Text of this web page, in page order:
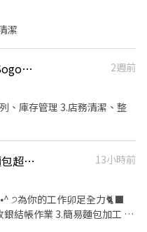
潔
New Balance兼職工讀生(新竹Sogo)*需可平日排班*
2週前
、庫存管理 3.店務清潔、整
新竹東區🍞呀咪呀咪小麵包🥯麵包超人你在哪裡🥖
13小時前
結帳作業 3.簡易麵包加工 4.